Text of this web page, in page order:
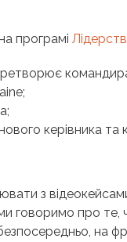
програмі
керівника
з
говоримо про те,
на